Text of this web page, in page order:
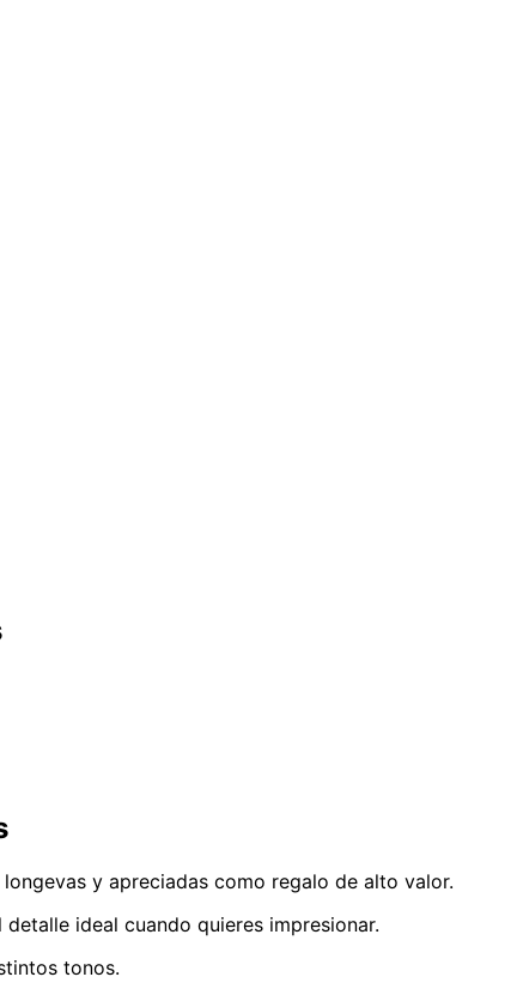
y apreciadas como regalo de alto valor.
ideal cuando quieres impresionar.
tonos.